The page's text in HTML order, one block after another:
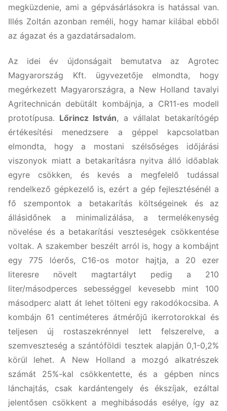
megküzdenie, ami a gépvásárlásokra is hatással van.
Illés Zoltán azonban reméli, hogy hamar kilábal ebből
az ágazat és a gazdatársadalom.
Az idei év újdonságait bemutatva az Agrotec
Magyarország Kft. ügyvezetője elmondta, hogy
megérkezett Magyarországra, a New Holland tavalyi
Agritechnicán debütált kombájnja, a CR11-es modell
prototípusa. Lőrincz István, a vállalat betakarítógép
értékesítési menedzsere a géppel kapcsolatban
elmondta, hogy a mostani szélsőséges időjárási
viszonyok miatt a betakarításra nyitva álló időablak
egyre csökken, és kevés a megfelelő tudással
rendelkező gépkezelő is, ezért a gép fejlesztésénél a
fő szempontok a betakarítás költségeinek és az
állásidőnek a minimalizálása, a termelékenység
növelése és a betakarítási veszteségek csökkentése
voltak. A szakember beszélt arról is, hogy a kombájnt
egy 775 lóerős, C16-os motor hajtja, a 20 ezer
literesre növelt magtartályt pedig a 210
liter/másodperces sebességgel kevesebb mint 100
másodperc alatt át lehet tölteni egy rakodókocsiba. A
kombájn 61 centiméteres átmérőjű ikerrotorokkal és
teljesen új rostaszekrénnyel lett felszerelve, a
szemveszteség a szántóföldi tesztek alapján 0,1-0,2%
körül lehet. A New Holland a mozgó alkatrészek
számát 25%-kal csökkentette, és a gépben nincs
lánchajtás, csak kardántengely és ékszíjak, ezáltal
jelentősen csökkent a meghibásodás esélye, így az